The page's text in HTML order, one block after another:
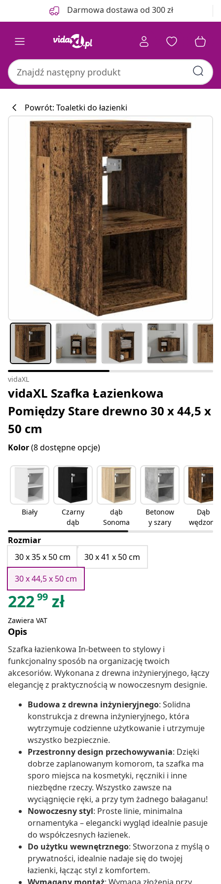
Darmowa dostawa od 300 zł
Powrót: Toaletki do łazienki
vidaXL
vidaXL Szafka Łazienkowa
Pomiędzy Stare drewno 30 x 44,5 x
50 cm
Kolor(8 dostępne opcje)
Biały
Czarny
dąb
dąb
Sonoma
Betonow
y szary
Dąb
wędzony
Rozmiar
30 x 35 x 50 cm
30 x 41 x 50 cm
30 x 44,5 x 50 cm
22299 zł
Zawiera VAT
Opis
Szafka łazienkowa In-between to stylowy i
funkcjonalny sposób na organizację twoich
akcesoriów. Wykonana z drewna inżynieryjnego, łączy
elegancję z praktycznością w nowoczesnym designie.
Budowa z drewna inżynieryjnego: Solidna
konstrukcja z drewna inżynieryjnego, która
wytrzymuje codzienne użytkowanie i utrzymuje
wszystko bezpiecznie.
Przestronny design przechowywania: Dzięki
dobrze zaplanowanym komorom, ta szafka ma
sporo miejsca na kosmetyki, ręczniki i inne
niezbędne rzeczy. Wszystko zawsze na
wyciągnięcie ręki, a przy tym żadnego bałaganu!
Nowoczesny styl: Proste linie, minimalna
ornamentyka – elegancki wygląd idealnie pasuje
do współczesnych łazienek.
Do użytku wewnętrznego: Stworzona z myślą o
prywatności, idealnie nadaje się do twojej
łazienki, łącząc styl z komfortem.